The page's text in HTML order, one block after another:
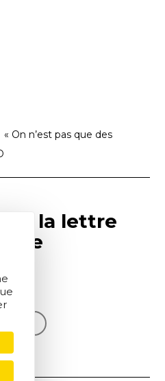
« On n’est pas que des
à la lettre